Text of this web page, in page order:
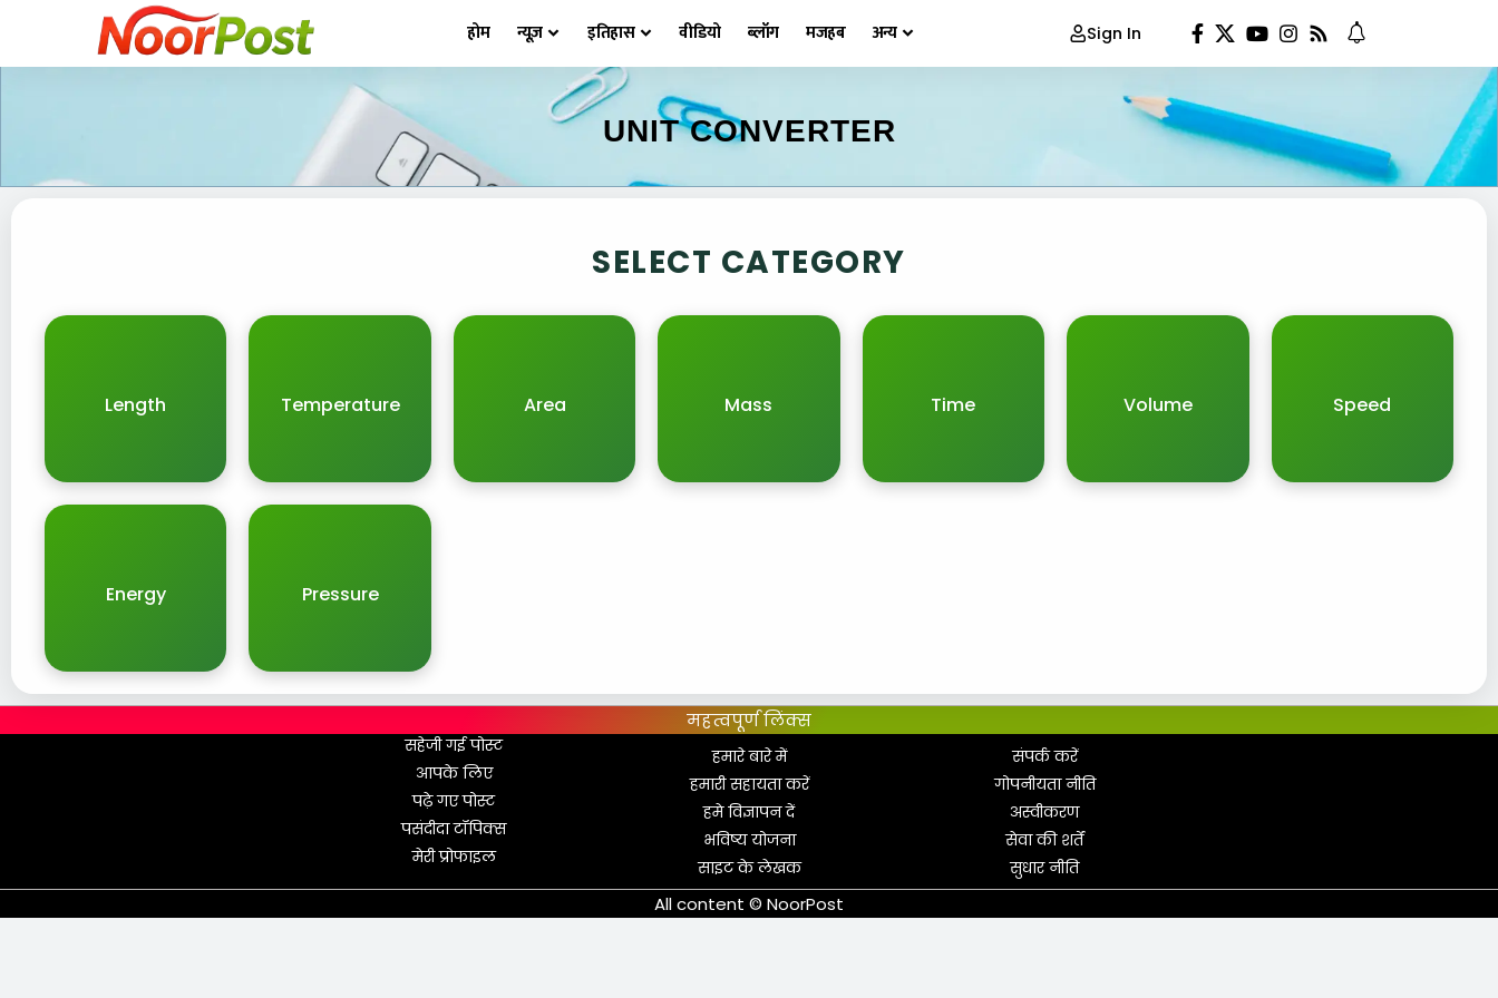
होम न्यूज़ इतिहास वीडियो ब्लॉग मजहब अन्य Sign In
UNIT CONVERTER
SELECT CATEGORY
Length Temperature Area Mass Time Volume Speed
Energy Pressure
महत्वपूर्ण लिंक्स
सहेजी गई पोस्ट
आपके लिए
पढ़े गए पोस्ट
पसंदीदा टॉपिक्स
मेरी प्रोफाइल
हमारे बारे में
हमारी सहायता करें
हमे विज्ञापन दें
भविष्य योजना
साइट के लेखक
संपर्क करें
गोपनीयता नीति
अस्वीकरण
सेवा की शर्तें
सुधार नीति
All content © NoorPost